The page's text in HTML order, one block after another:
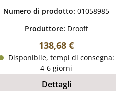
Numero di prodotto:01058985
Produttore: Drooff
Prezzo normale:
138,68 €
Disponibile, tempi di consegna:
4-6 giorni
Dettagli